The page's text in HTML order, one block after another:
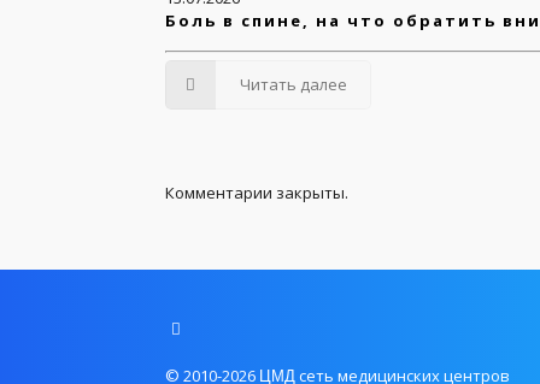
Боль в спине, на что обратить
Читать далее
Комментарии закрыты.
© 2010-2026 ЦМД сеть медицинских центров